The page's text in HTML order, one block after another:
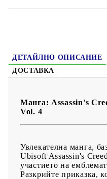
ДЕТАЙЛНО ОПИСАНИЕ
ДОСТАВКА
Манга: Assassin's
Vol. 4
Увлекателна манга,
Ubisoft Assassin's
участието на
Разкрийте приказка,